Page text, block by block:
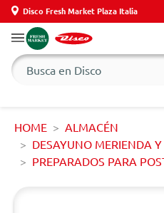
Disco Fresh Market Plaza Italia
HOME
ALMACÉN
DESAYUNO MERIENDA Y
PREPARADOS PARA